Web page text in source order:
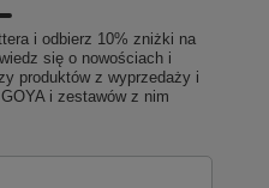
i odbierz 10% zniżki na
się o nowościach i
produktów z wyprzedaży i
i zestawów z nim